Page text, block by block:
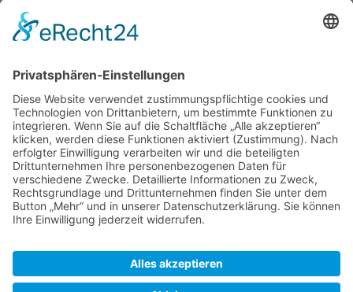
Kontakt
Königstraße 28
70173 Stuttgart
T: 0711 29 39 20
kontakt@kaestner-stuttgart.de
Unsere Öffnungszeiten
Montag bis Samstag:
10:00 Uhr – 19:00 Uhr
Pflichtangaben
Impressum
Datenschutzerklärung
Kontakt